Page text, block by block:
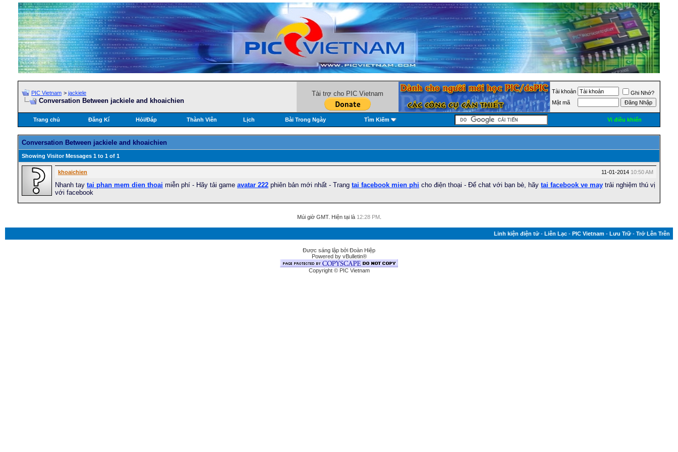
PIC Vietnam > jackiele
Conversation Between jackiele and khoaichien
Tài trợ cho PIC Vietnam Tài khoản
Ghi Nhớ?
Mật mã
Trang chủ Đăng Kí Hỏi/Ðáp Thành Viên Lịch Bài Trong Ngày Tìm Kiếm Vi điều khiển
Conversation Between jackiele and khoaichien
Showing Visitor Messages 1 to 1 of 1
11-01-2014 10:50 AM
khoaichien
Nhanh tay tai phan mem dien thoai miễn phí - Hãy tải game avatar 222 phiên bản mới nhất - Trang tai facebook mien phi cho điện thoại - Để chat với bạn bè, hãy tai facebook ve may trải nghiệm thú vị
với facebook
Múi giờ GMT. Hiện tại là 12:28 PM.
Linh kiện điện tử - Liên Lạc - PIC Vietnam - Lưu Trữ - Trở Lên Trên
Được sáng lập bởi Đoàn Hiệp
Powered by vBulletin®
Copyright © PIC Vietnam